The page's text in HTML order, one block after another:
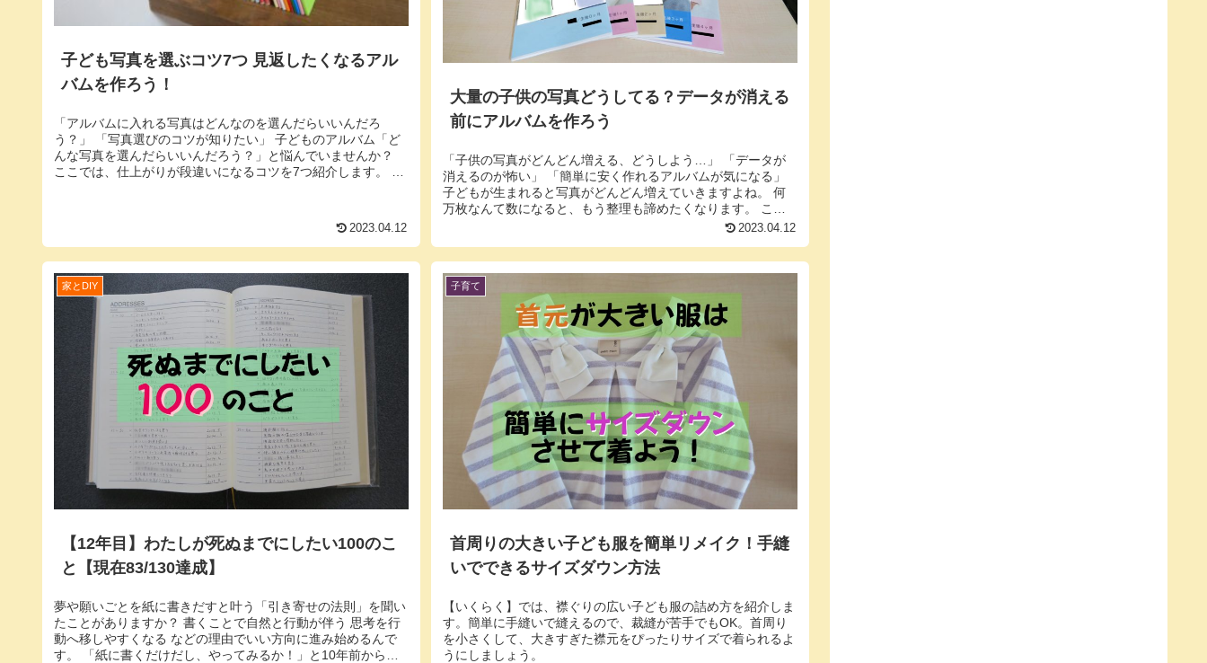
子ども写真を選ぶコツ7つ 見返したくなるアル
バムを作ろう！
「アルバムに入れる写真はどんなのを選んだらいいんだろ
う？」 「写真選びのコツが知りたい」 子どものアルバム「ど
んな写真を選んだらいいんだろう？」と悩んでいませんか？
ここでは、仕上がりが段違いになるコツを7つ紹介します。 ワ
2023.04.12
大量の子供の写真どうしてる？データが消える
前にアルバムを作ろう
「子供の写真がどんどん増える、どうしよう…」 「データが
消えるのが怖い」 「簡単に安く作れるアルバムが気になる」
子どもが生まれると写真がどんどん増えていきますよね。 何
万枚なんて数になると、もう整理も諦めたくなります。 ここ
2023.04.12
家とDIY
【12年目】わたしが死ぬまでにしたい100のこ
と【現在83/130達成】
夢や願いごとを紙に書きだすと叶う「引き寄せの法則」を聞い
たことがありますか？ 書くことで自然と行動が伴う 思考を行
動へ移しやすくなる などの理由でいい方向に進み始めるんで
す。 「紙に書くだけだし、やってみるか！」と10年前からコ
子育て
首周りの大きい子ども服を簡単リメイク！手縫
いでできるサイズダウン方法
【いくらく】では、襟ぐりの広い子ども服の詰め方を紹介しま
す。簡単に手縫いで縫えるので、裁縫が苦手でもOK。首周り
を小さくして、大きすぎた襟元をぴったりサイズで着られるよ
うにしましょう。